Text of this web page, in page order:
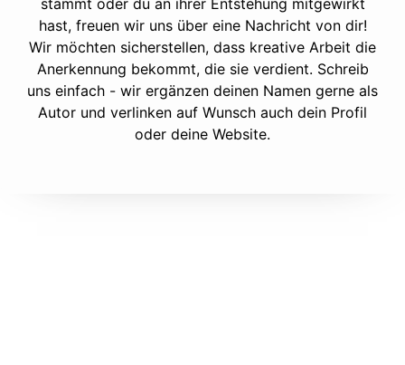
stammt oder du an ihrer Entstehung mitgewirkt
hast, freuen wir uns über eine Nachricht von dir!
Wir möchten sicherstellen, dass kreative Arbeit die
Anerkennung bekommt, die sie verdient. Schreib
uns einfach - wir ergänzen deinen Namen gerne als
Autor und verlinken auf Wunsch auch dein Profil
oder deine Website.